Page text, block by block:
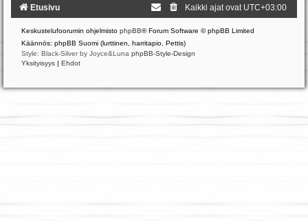
Etusivu Kaikki ajat ovat UTC+03:00
Keskustelufoorumin ohjelmisto phpBB® Forum Software © phpBB Limited
Käännös: phpBB Suomi (lurttinen, harritapio, Pettis)
Style: Black-Silver by Joyce&Luna phpBB-Style-Design
Yksityisyys | Ehdot